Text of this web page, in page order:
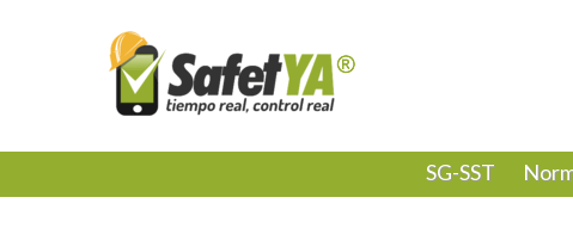
SG-SST